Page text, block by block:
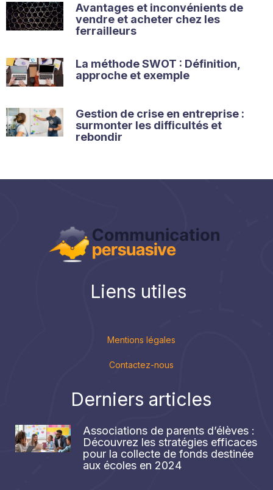
Avantages et inconvénients de
vendre et acheter chez les
ferrailleurs
La méthode SWOT : Définition,
approche et exemple
Gestion de crise en entreprise :
surmonter les difficultés et
rebondir
Liens utiles
Mentions légales
Contactez-nous
Derniers articles
Associations de parents d’élèves :
Découvrez les stratégies efficaces
pour la collecte de fonds destinée
aux écoles en 2024